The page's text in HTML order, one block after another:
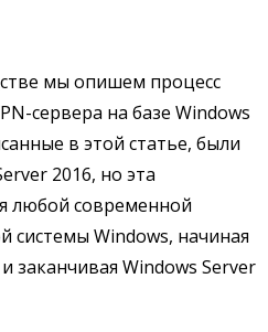
мы опишем процесс
сервера на базе Windows
в этой статье, были
2016, но эта
любой современной
системы Windows, начиная
заканчивая Windows Server